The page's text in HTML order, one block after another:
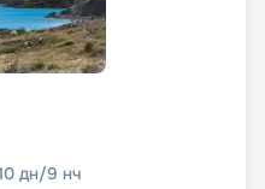
дн/9 нч